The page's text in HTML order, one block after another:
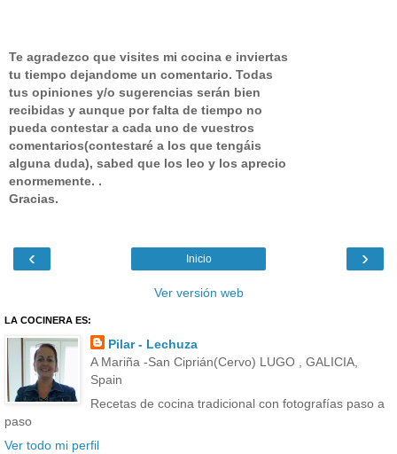
Te agradezco que visites mi cocina e inviertas
tu tiempo dejandome un comentario. Todas
tus opiniones y/o sugerencias serán bien
recibidas y aunque por falta de tiempo no
pueda contestar a cada uno de vuestros
comentarios(contestaré a los que tengáis
alguna duda), sabed que los leo y los aprecio
enormemente. .
Gracias.
‹ ›
Inicio
Ver versión web
LA COCINERA ES:
Pilar - Lechuza
A Mariña -San Ciprián(Cervo) LUGO , GALICIA,
Spain
Recetas de cocina tradicional con fotografías paso a
paso
Ver todo mi perfil